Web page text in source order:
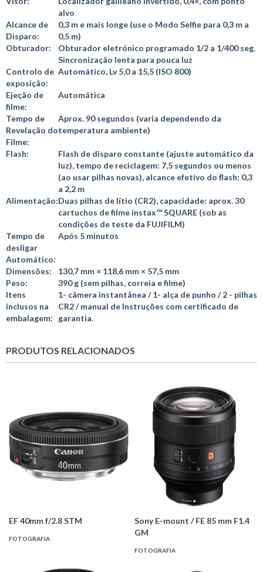
alvo
Alcance de
Disparo:
0,3 m e mais longe (use o Modo Selfie para 0,3 m a
0,5 m)
Obturador:
Obturador eletrónico programado 1/2 a 1/400 seg.
Sincronização lenta para pouca luz
Controlo de
exposição:
Automático, Lv 5,0 a 15,5 (ISO 800)
Ejeção de
filme:
Automática
Tempo de
Revelação do
Filme:
Aprox. 90 segundos (varia dependendo da
temperatura ambiente)
Flash:
Flash de disparo constante (ajuste automático da
luz), tempo de reciclagem: 7,5 segundos ou menos
(ao usar pilhas novas), alcance efetivo do flash: 0,3
a 2,2 m
Alimentação:Duas pilhas de lítio (CR2), capacidade: aprox. 30
cartuchos de filme instax™ SQUARE (sob as
condições de teste da FUJIFILM)
Tempo de
desligar
Automático:
Após 5 minutos
Dimensões:
130,7 mm × 118,6 mm × 57,5 mm
Peso:
390 g (sem pilhas, correia e filme)
Itens
inclusos na
embalagem:
1- câmera instantânea / 1- alça de punho / 2 - pilhas
CR2 / manual de Instruções com certificado de
garantia.
PRODUTOS RELACIONADOS
EF 40mm f/2.8 STM
FOTOGRAFIA
Sony E-mount / FE 85 mm F1.4
GM
FOTOGRAFIA